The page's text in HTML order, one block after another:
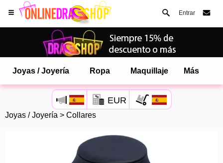
Entrar
Joyas / Joyería Ropa Maquillaje Más
EUR
Joyas / Joyería > Collares
Abre tu menú de Safari.
y toca AÑADIR A LA PANTALLA DE INICIO